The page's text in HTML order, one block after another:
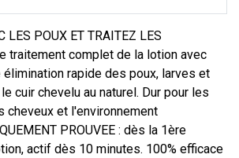
LES POUX ET TRAITEZ LES
traitement complet de la lotion avec
rapide des poux, larves et
cuir chevelu au naturel. Dur pour les
cheveux et l'environnement
PROUVEE : dès la 1ère
actif dès 10 minutes. 100% efficace